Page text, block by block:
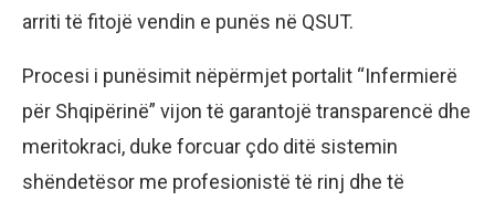
arriti të fitojë vendin e punës në QSUT.
Procesi i punësimit nëpërmjet portalit “Infermierë
për Shqipërinë” vijon të garantojë transparencë dhe
meritokraci, duke forcuar çdo ditë sistemin
shëndetësor me profesionistë të rinj dhe të